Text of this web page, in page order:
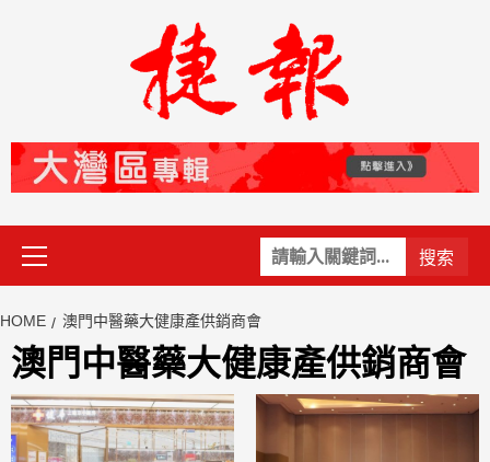
關
鍵
Primary
Menu
HOME 澳門中醫藥大健康產供銷商會
澳門中醫藥大健康產供銷商會